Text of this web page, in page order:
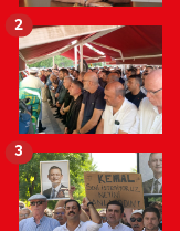
2
3